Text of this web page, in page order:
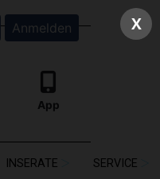
Anmelden
App
INSERATE SERVICE
X